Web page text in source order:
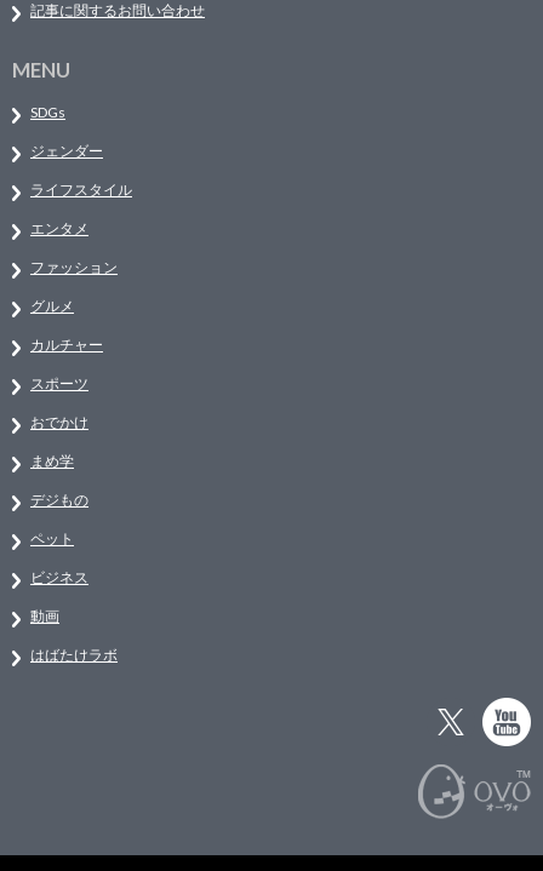
記事に関するお問い合わせ
MENU
SDGs
ジェンダー
ライフスタイル
エンタメ
ファッション
グルメ
カルチャー
スポーツ
おでかけ
まめ学
デジもの
ペット
ビジネス
動画
はばたけラボ